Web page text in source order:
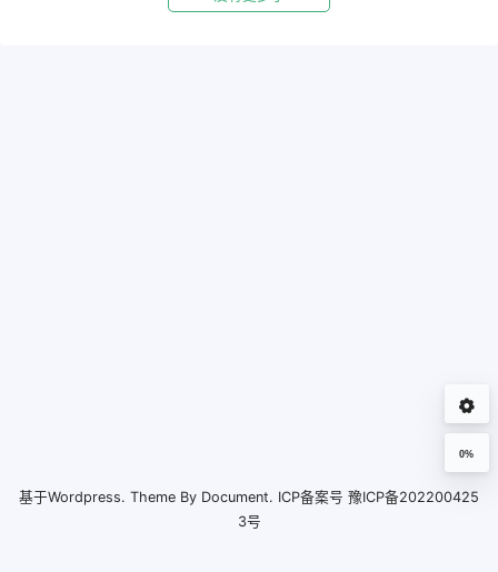
0%
基于Wordpress. Theme By Document. ICP备案号 豫ICP备202200425
3号